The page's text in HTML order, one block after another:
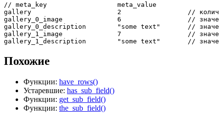
// meta_key                  meta_value
gallery 2
//
gallery_0_image 6
//
gallery_0_description
"some text"
//
gallery_1_image 7
//
gallery_1_description
"some text" //
Похожие
Функции: have_rows()
Устаревшие: has_sub_field()
Функции: get_sub_field()
Функции: the_sub_field()